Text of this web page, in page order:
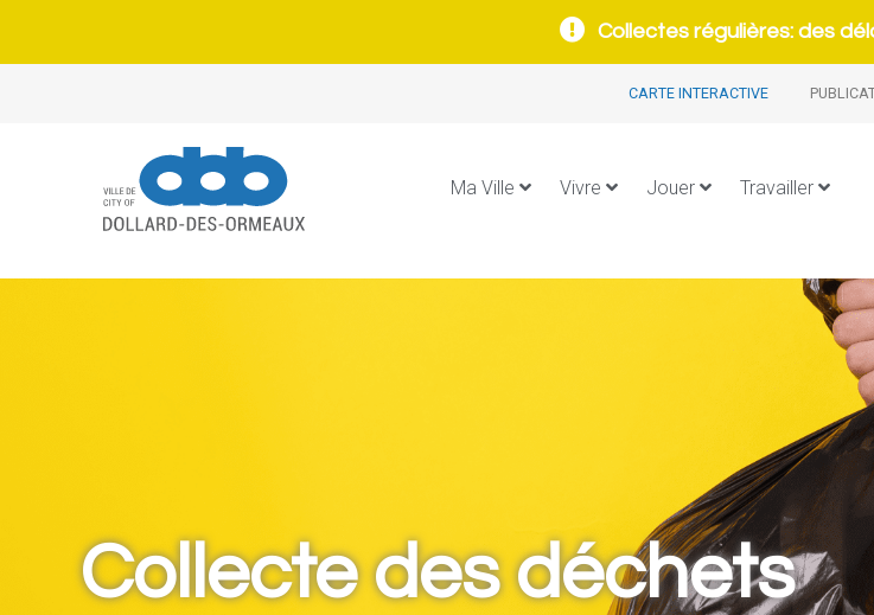
Collectes régulières: des
CARTE INTERACTIVE
Ma Ville Vivre Jouer Travailler
Collecte des déchets